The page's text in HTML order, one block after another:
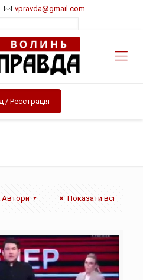
vpravda@gmail.com
/ Реєстрація
Автори Показати всі